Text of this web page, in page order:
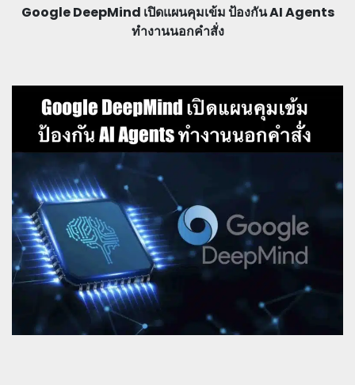
Google DeepMind เปิดแผนคุมเข้ม ป้องกัน AI Agents
ทำงานนอกคำสั่ง